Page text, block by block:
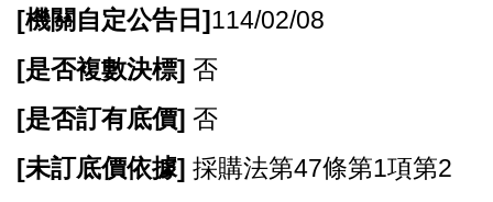
[機關自定公告日]114/02/08
[是否複數決標] 否
[是否訂有底價] 否
[未訂底價依據] 採購法第47條第1項第2